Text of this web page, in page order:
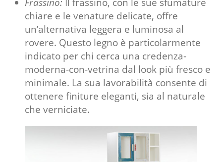
chiare e le venature delicate, offre
un’alternativa leggera e luminosa al
rovere. Questo legno è particolarmente
indicato per chi cerca una credenza-
moderna-con-vetrina dal look più fresco e
minimale. La sua lavorabilità consente di
ottenere finiture eleganti, sia al naturale
che verniciate.